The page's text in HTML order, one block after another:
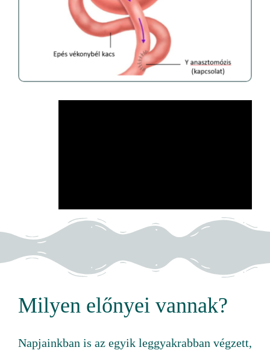
Milyen előnyei vannak?
Napjainkban is az egyik leggyakrabban végzett,